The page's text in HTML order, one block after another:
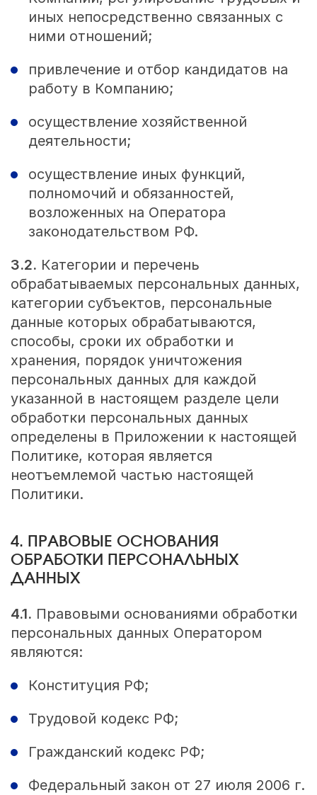
иных непосредственно связанных с
ними отношений;
привлечение и отбор кандидатов на
работу в Компанию;
осуществление хозяйственной
деятельности;
осуществление иных функций,
полномочий и обязанностей,
возложенных на Оператора
законодательством РФ.
3.2. Категории и перечень
обрабатываемых персональных данных,
категории субъектов, персональные
данные которых обрабатываются,
способы, сроки их обработки и
хранения, порядок уничтожения
персональных данных для каждой
указанной в настоящем разделе цели
обработки персональных данных
определены в Приложении к настоящей
Политике, которая является
неотъемлемой частью настоящей
Политики.
4. ПРАВОВЫЕ ОСНОВАНИЯ
ОБРАБОТКИ ПЕРСОНАЛЬНЫХ
ДАННЫХ
4.1. Правовыми основаниями обработки
персональных данных Оператором
являются:
Конституция РФ;
Трудовой кодекс РФ;
Гражданский кодекс РФ;
Федеральный закон от 27 июля 2006 г.